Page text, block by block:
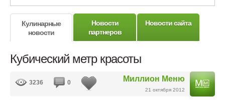
Кулинарные
новости
Новости
партнеров
Новости сайта
Кубический метр красоты
Миллион Меню
21 октября 2012
3236 0